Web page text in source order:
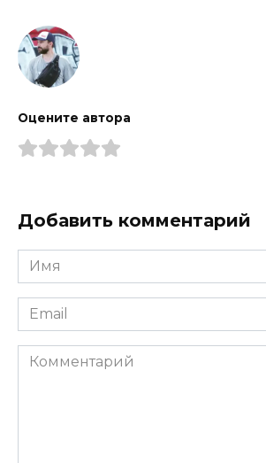
Оцените автора
Добавить комментарий
Имя
*
Email
*
Комментарий